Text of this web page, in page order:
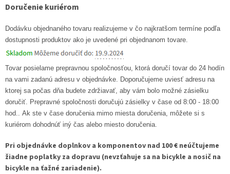
Doručenie kuriérom
Dodávku objednaného tovaru realizujeme v čo najkratšom termíne podľa
dostupnosti produktov ako je uvedené pri objednanom tovare.
Tovar posielame prepravnou spoločnosťou, ktorá doručí tovar do 24 hodín
na vami zadanú adresu v objednávke. Doporučujeme uviesť adresu na
ktorej sa počas dňa budete zdržiavať, aby vám bolo možné zásielku
doručiť. Prepravné spoločnosti doručujú zásielky v čase od 8:00 - 18:00
hod.. Ak ste v čase doručenia mimo miesta doručenia, môžete si s
kuriérom dohodnúť iný čas alebo miesto doručenia.
Pri objednávke doplnkov a komponentov nad 100 € neúčtujeme
žiadne poplatky za dopravu (nevzťahuje sa na bicykle a nosič na
bicykle na ťažné zariadenie).